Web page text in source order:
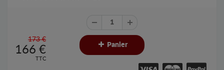
173 €
166 €
TTC
Panier